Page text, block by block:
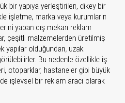
bir yapıya yerleştirilen, dikey bir
işletme, marka veya kurumların
yapan dış mekan reklam
çeşitli malzemelerden üretilmiş
yapılar olduğundan, uzak
Bu nedenle özellikle iş
otoparklar, hastaneler gibi büyük
işlevsel bir reklam aracı olarak